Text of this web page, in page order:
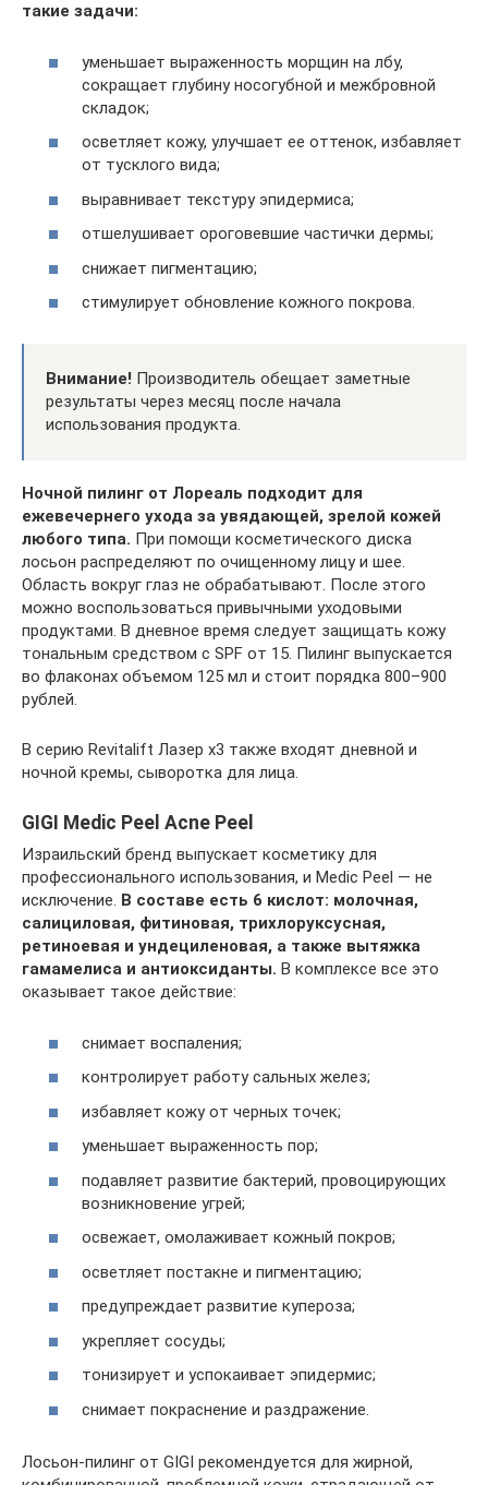
такие задачи:
уменьшает выраженность морщин на лбу,
сокращает глубину носогубной и межбровной
складок;
осветляет кожу, улучшает ее оттенок, избавляет
от тусклого вида;
выравнивает текстуру эпидермиса;
отшелушивает ороговевшие частички дермы;
снижает пигментацию;
стимулирует обновление кожного покрова.
Внимание! Производитель обещает заметные
результаты через месяц после начала
использования продукта.
Ночной пилинг от Лореаль подходит для
ежевечернего ухода за увядающей, зрелой кожей
любого типа. При помощи косметического диска
лосьон распределяют по очищенному лицу и шее.
Область вокруг глаз не обрабатывают. После этого
можно воспользоваться привычными уходовыми
продуктами. В дневное время следует защищать кожу
тональным средством с SPF от 15. Пилинг выпускается
во флаконах объемом 125 мл и стоит порядка 800–900
рублей.
В серию Revitalift Лазер х3 также входят дневной и
ночной кремы, сыворотка для лица.
GIGI Medic Peel Acne Peel
Израильский бренд выпускает косметику для
профессионального использования, и Medic Peel — не
исключение. В составе есть 6 кислот: молочная,
салициловая, фитиновая, трихлоруксусная,
ретиноевая и ундециленовая, а также вытяжка
гамамелиса и антиоксиданты. В комплексе все это
оказывает такое действие:
снимает воспаления;
контролирует работу сальных желез;
избавляет кожу от черных точек;
уменьшает выраженность пор;
подавляет развитие бактерий, провоцирующих
возникновение угрей;
освежает, омолаживает кожный покров;
осветляет постакне и пигментацию;
предупреждает развитие купероза;
укрепляет сосуды;
тонизирует и успокаивает эпидермис;
снимает покраснение и раздражение.
Лосьон-пилинг от GIGI рекомендуется для жирной,